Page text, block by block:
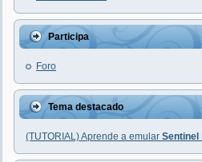
Participa
Foro
Tema destacado
(TUTORIAL) Aprende a emular Sentinel